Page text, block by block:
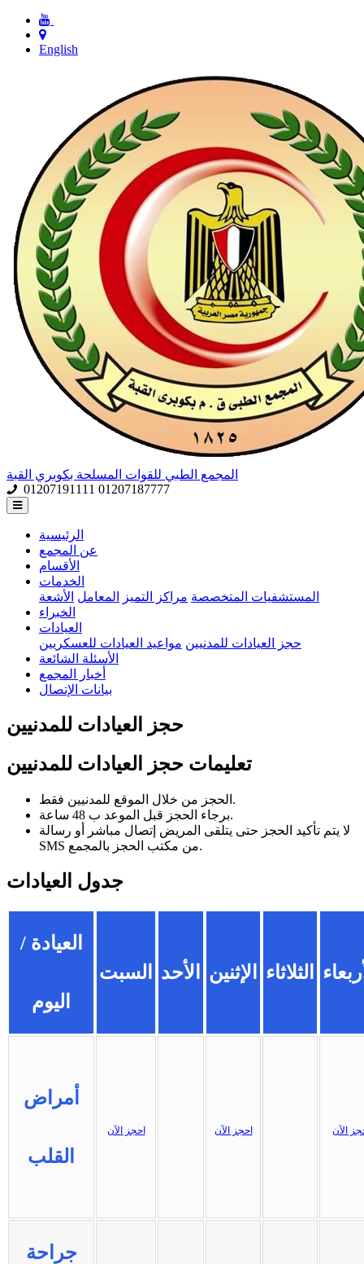
English
المجمع الطبي للقوات المسلحة بكوبري القبة
01207191111 01207187777
الرئيسية
عن المجمع
الأقسام
الخدمات
المستشفيات المتخصصة مراكز التميز المعامل الأشعة
الخبراء
العيادات
حجز العيادات للمدنيين مواعيد العيادات للعسكريين
الأسئلة الشائعة
أخبار المجمع
بيانات الإتصال
حجز العيادات للمدنيين
تعليمات حجز العيادات للمدنيين
الحجز من خلال الموقع للمدنيين فقط.
برجاء الحجز قبل الموعد ب 48 ساعة.
لا يتم تأكيد الحجز حتى يتلقى المريض إتصال مباشر أو رسالة
SMS من مكتب الحجز بالمجمع.
جدول العيادات
العيادة /
اليوم
السبت الأحد الإثنين الثلاثاء
أمراض
القلب
احجز الآن احجز الآن الآن
جراحة